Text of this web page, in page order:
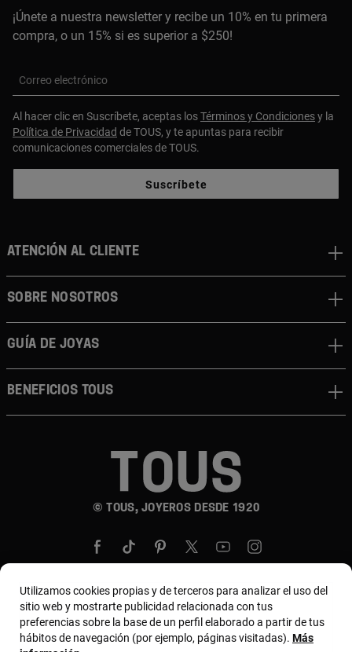
¡Únete a nuestra newsletter y recibe un 10% en tu primera
compra, o un 15% si es superior a $250!
Correo electrónico
Al hacer clic en Suscríbete, aceptas losTérminos y Condicionesy la
Política de Privacidad de TOUS, y te apuntas para recibir
comunicaciones comerciales de TOUS.
Suscríbete
© TOUS, JOYEROS DESDE 1920
ATENCIÓN AL CLIENTE
SOBRE NOSOTROS
GUÍA DE JOYAS
BENEFICIOS TOUS
País y moneda:United States Of America / US
Dollar
Utilizamos cookies propias y de terceros para analizar el uso del
sitio web y mostrarte publicidad relacionada con tus
preferencias sobre la base de un perfil elaborado a partir de tus
hábitos de navegación (por ejemplo, páginas visitadas). Más